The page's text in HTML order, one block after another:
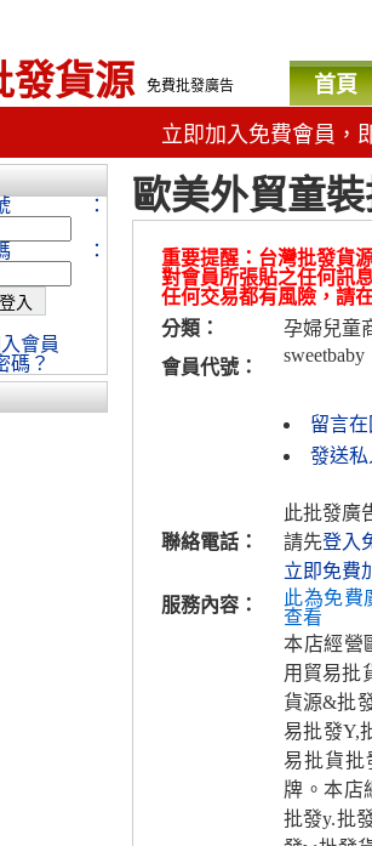
發貨源 免費批發廣告 首頁
立即加入免費會員，
歐美外貿童
重要提醒：台灣批發貨
對會員所張貼之任何訊
任何交易都有風險，請
分類：
孕婦兒童
會員代號：
sweetbaby
留言
發送私
聯絡電話：
此批發廣
請先登入
立即免費
服務內容：
此為免費
查看
本店經營
用貿易批
貨源&批
易批發Y,
易批貨批
牌。本店
批發y.批
：
：
會員
碼？